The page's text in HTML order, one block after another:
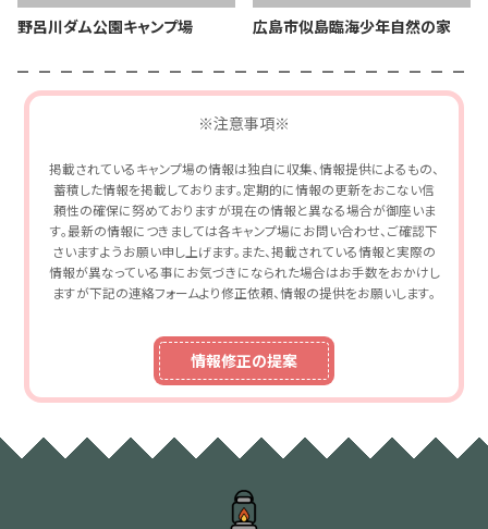
野呂川ダム公園キャンプ場 広島市似島臨海少年自然の家
※注意事項※
掲載されているキャンプ場の情報は独自に収集、情報提供によるもの、
蓄積した情報を掲載しております。定期的に情報の更新をおこない信
頼性の確保に努めておりますが現在の情報と異なる場合が御座いま
す。最新の情報につきましては各キャンプ場にお問い合わせ、ご確認下
さいますようお願い申し上げます。また、掲載されている情報と実際の
情報が異なっている事にお気づきになられた場合はお手数をおかけし
ますが下記の連絡フォームより修正依頼、情報の提供をお願いします。
情報修正の提案